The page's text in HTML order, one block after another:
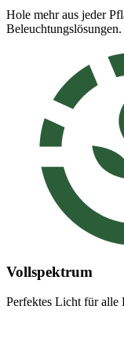
Hole mehr aus jeder
Beleuchtungslösungen.
Vollspektrum
Perfektes Licht für alle